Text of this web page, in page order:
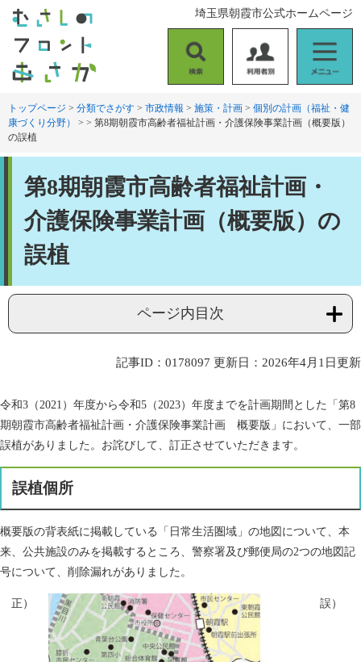
す
。
し
て
索
用
者
別
ニ
ュ
ー
埼玉県朝霞市公式ホームページ
トップページ > 分類でさがす > 市政情報 > 施策・計画 > 個別の計画（福祉・健
康づくり分野）
> > 第8期朝霞市高齢者福祉計画・介護保険事業計画（概要版）
の誤植
第8期朝霞市高齢者福祉計画・
介護保険事業計画（概要版）の
誤植
ページ内目次
記事ID：0178097 更新日：2026年4月1日更新
令和3（2021）年度から令和5（2023）年度までを計画期間とした「第8
期朝霞市高齢者福祉計画・介護保険事業計画 概要版」において、一部
誤植がありました。お詫びして、訂正させていただきます。
誤植個所
概要版の背表紙に掲載している「日常生活圏域」の地図について、本
来、公共施設のみを掲載するところ、警察署及び郵便局の2つの地図記
号について、削除漏れがありました。
正） 誤）